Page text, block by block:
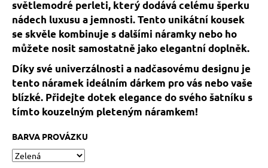
světlemodré perleti, který dodává celému šperku
nádech luxusu a jemnosti. Tento unikátní kousek
se skvěle kombinuje s dalšími náramky nebo ho
můžete nosit samostatně jako elegantní doplněk.
Díky své univerzálnosti a nadčasovému designu je
tento náramek ideálním dárkem pro vás nebo vaše
blízké. Přidejte dotek elegance do svého šatníku s
tímto kouzelným pleteným náramkem!
BARVA PROVÁZKU
u
č
u
j
e
m
e
STŘÍBRNÝ
KROUŽEK
AG925